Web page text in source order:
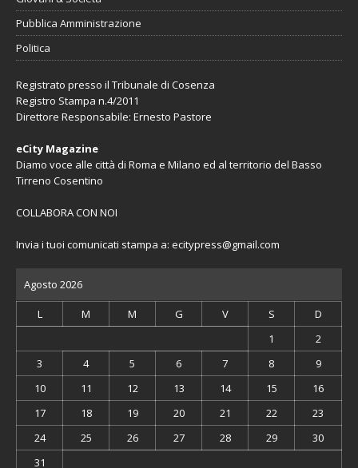
Pubblica Amministrazione
Politica
Registrato presso il Tribunale di Cosenza
Registro Stampa n.4/2011
Direttore Responsabile: Ernesto Pastore
eCity Magazine
Diamo voce alle città di Roma e Milano ed al territorio del Basso
Tirreno Cosentino
COLLABORA CON NOI
Invia i tuoi comunicati stampa a: ecitypress@gmail.com
Agosto 2026
L M M G V S
D
1
2
3
4 5 6 7 8
9
10
11 12 13 14 15
16
17
18 19 20 21 22
23
24
25 26 27 28 29
30
31